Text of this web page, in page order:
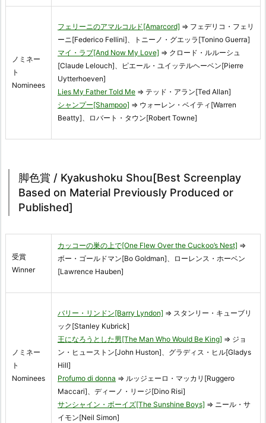
ノミネー
ト
Nominees
フェリーニのアマルコルド[Amarcord] ⇒ フェデリコ・フェリ
ーニ[Federico Fellini]、トニーノ・グエッラ[Tonino Guerra]
マイ・ラブ[And Now My Love] ⇒ クロード・ルルーシュ
[Claude Lelouch]、ピエール・ユイッテルヘーベン[Pierre
Uytterhoeven]
Lies My Father Told Me ⇒ テッド・アラン[Ted Allan]
シャンプー[Shampoo] ⇒ ウォーレン・ベイティ[Warren
Beatty]、ロバート・タウン[Robert Towne]
脚色賞 / Kyakushoku Shou[Best Screenplay
Based on Material Previously Produced or
Published]
受賞
Winner
カッコーの巣の上で[One Flew Over the Cuckoo’s Nest] ⇒
ボー・ゴールドマン[Bo Goldman]、ローレンス・ホーベン
[Lawrence Hauben]
ノミネー
ト
Nominees
バリー・リンドン[Barry Lyndon] ⇒ スタンリー・キューブリ
ック[Stanley Kubrick]
王になろうとした男[The Man Who Would Be King] ⇒ ジョ
ン・ヒューストン[John Huston]、グラディス・ヒル[Gladys
Hill]
Profumo di donna ⇒ ルッジェーロ・マッカリ[Ruggero
Maccari]、ディーノ・リージ[Dino Risi]
サンシャイン・ボーイズ[The Sunshine Boys] ⇒ ニール・サ
イモン[Neil Simon]